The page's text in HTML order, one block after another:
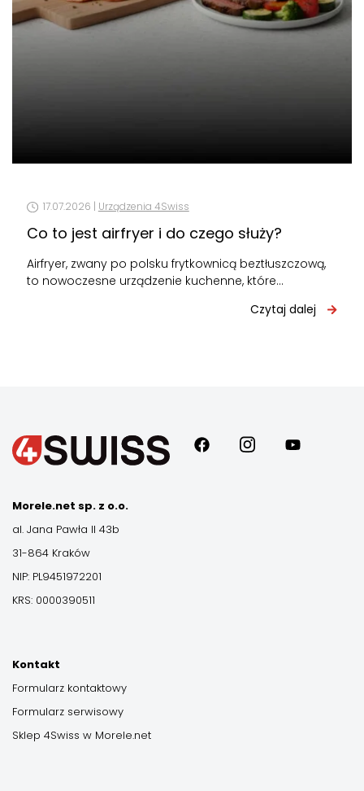
17.07.2026 | Urządzenia 4Swiss
Co to jest airfryer i do czego służy?
Airfryer, zwany po polsku frytkownicą beztłuszczową,
to nowoczesne urządzenie kuchenne, które
cyrkulującego gorącego powietrza zamiast…
Czytaj dalej
Morele.net sp. z o.o.
al. Jana Pawła II 43b
31-864 Kraków
NIP: PL9451972201
KRS: 0000390511
Kontakt
Formularz kontaktowy
Formularz serwisowy
Sklep 4Swiss w Morele.net